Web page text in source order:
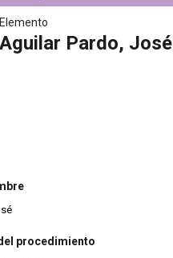
Elemento
Aguilar Pardo, José
procedimiento